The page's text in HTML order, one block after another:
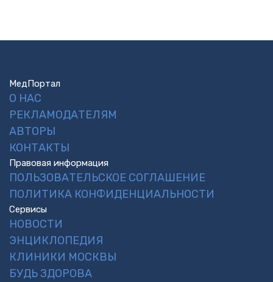
МедПортал
О НАС
РЕКЛАМОДАТЕЛЯМ
АВТОРЫ
КОНТАКТЫ
Правовая информация
ПОЛЬЗОВАТЕЛЬСКОЕ СОГЛАШЕНИЕ
ПОЛИТИКА КОНФИДЕНЦИАЛЬНОСТИ
Сервисы
НОВОСТИ
ЭНЦИКЛОПЕДИЯ
КЛИНИКИ МОСКВЫ
БУДЬ ЗДОРОВА